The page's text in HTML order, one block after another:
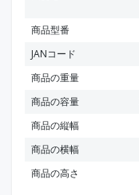
商品型番
JANコード
商品の重量
商品の容量
商品の縦幅
商品の横幅
商品の高さ